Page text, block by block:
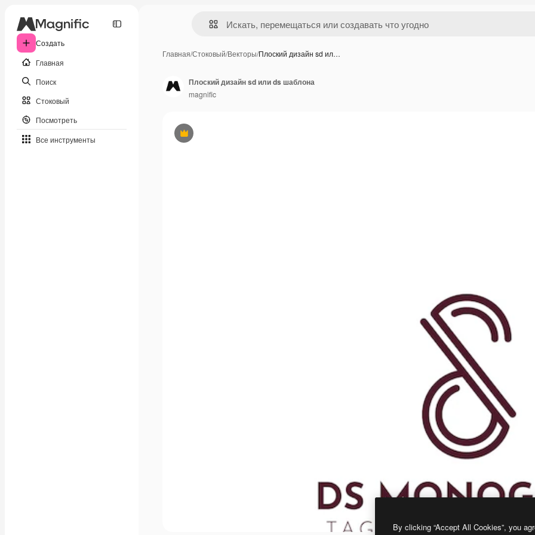
Создать
Главная
Поиск
Стоковый
Посмотреть
Все инструменты
Главная/Стоковый/Векторы/Плоский дизайн sd ил…
Премиум
Плоский дизайн sd или ds шаблона
magnific
By clicking “Accept All Cookies”, you